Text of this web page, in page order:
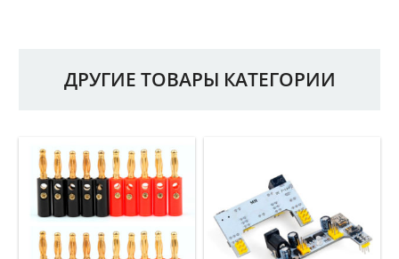
ДРУГИЕ ТОВАРЫ КАТЕГОРИИ